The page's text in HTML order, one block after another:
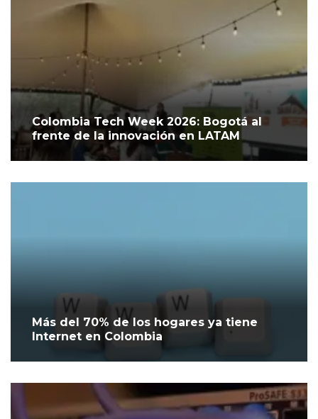
Colombia Tech Week 2026: Bogotá al
frente de la innovación en LATAM
Más del 70% de los hogares ya tiene
Internet en Colombia